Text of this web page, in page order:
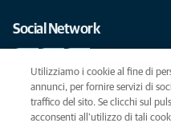
Social Network
Le migliori cure per il vostro
Utilizziamo i cookie al fine di
annunci, per fornire servizi di
traffico del sito. Se clicchi sul
acconsenti all'utilizzo di tali